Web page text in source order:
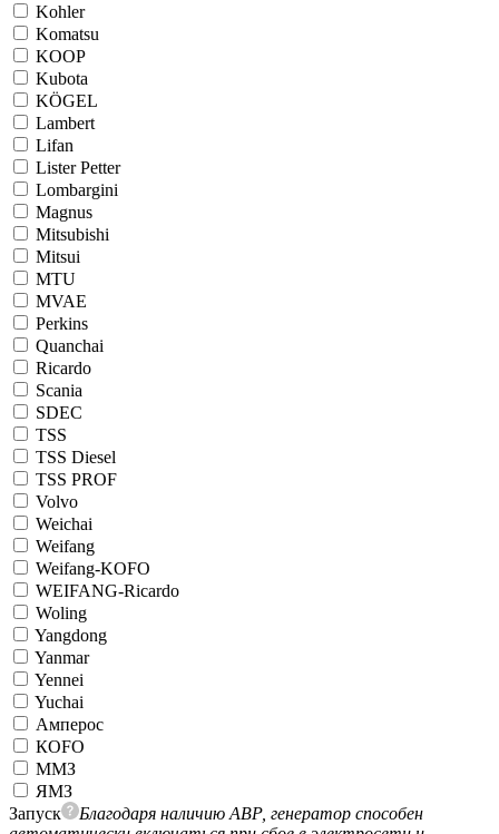
Kohler
Komatsu
KOOP
Kubota
KÖGEL
Lambert
Lifan
Lister Petter
Lombargini
Magnus
Mitsubishi
Mitsui
MTU
MVAE
Perkins
Quanchai
Ricardo
Scania
SDEC
TSS
TSS Diesel
TSS PROF
Volvo
Weichai
Weifang
Weifang-KOFO
WEIFANG-Ricardo
Woling
Yangdong
Yanmar
Yennei
Yuchai
Амперос
КОFO
ММЗ
ЯМЗ
Запуск
Благодаря наличию АВР, генератор способен